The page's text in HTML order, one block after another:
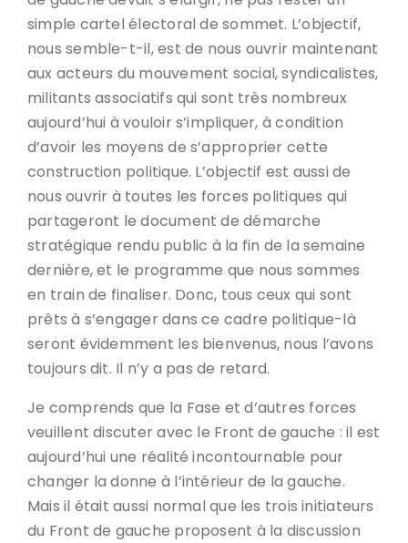
simple cartel électoral de sommet. L’objectif,
nous semble-t-il, est de nous ouvrir maintenant
aux acteurs du mouvement social, syndicalistes,
militants associatifs qui sont très nombreux
aujourd’hui à vouloir s’impliquer, à condition
d’avoir les moyens de s’approprier cette
construction politique. L’objectif est aussi de
nous ouvrir à toutes les forces politiques qui
partageront le document de démarche
stratégique rendu public à la fin de la semaine
dernière, et le programme que nous sommes
en train de finaliser. Donc, tous ceux qui sont
prêts à s’engager dans ce cadre politique-là
seront évidemment les bienvenus, nous l’avons
toujours dit. Il n’y a pas de retard.
Je comprends que la Fase et d’autres forces
veuillent discuter avec le Front de gauche : il est
aujourd’hui une réalité incontournable pour
changer la donne à l’intérieur de la gauche.
Mais il était aussi normal que les trois initiateurs
du Front de gauche proposent à la discussion